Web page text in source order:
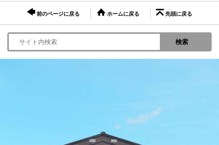
前のページに戻る ホームに戻る 先頭に戻る